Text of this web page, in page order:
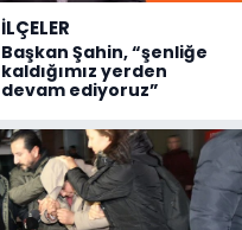
İLÇELER
Başkan Şahin, “şenliğe
kaldığımız yerden
devam ediyoruz”